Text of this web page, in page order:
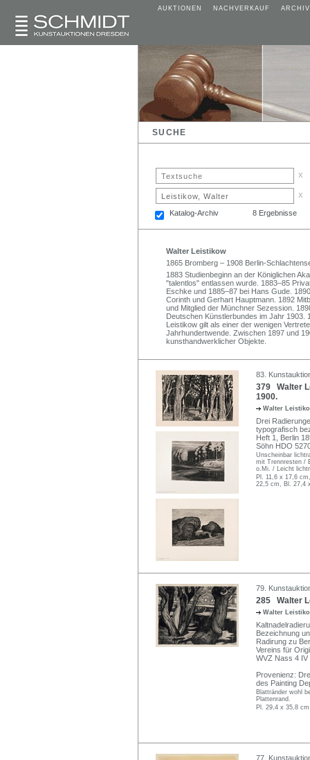
AUKTIONEN NACHVERKAUF ARCHIV
SUCHE
x
x
Katalog-Archiv 8 Ergebnisse
Walter Leistikow
1865 Bromberg – 1908 Berlin-
1883 Studienbeginn an der Königlichen
"talentlos" entlassen wurde. 1883–85
Eschke und 1885–87 bei Hans Gude.
Corinth und Gerhart Hauptmann. 1892
und Mitglied der Münchner Sezession.
Deutschen Künstlerbundes im Jahr 1903.
Leistikow gilt als einer der wenigen
Jahrhundertwende. Zwischen 1897 und
kunsthandwerklicher Objekte.
83.
379 Walter
1900.
Walter
Drei
typografisch
Heft 1, Berlin
Söhn HDO
Unscheinbar
mit Trennresten /
o.Mi. / Leicht
Pl. 11,6 x 17,6
22,5 cm, Bl. 27,4
79.
285 Walter
Walter
Bezeichnung
Radirung zu
Vereins für
WVZ Nass 4
Provenienz:
des Painting
Blattränder wohl
Plattenrand.
Pl. 29,4 x 35,8
77.